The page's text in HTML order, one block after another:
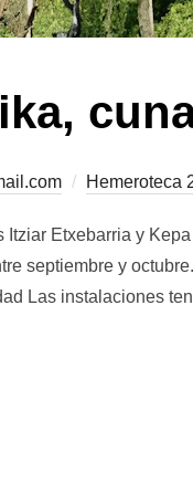
Hemeroteca
Itziar Etxebarria y
septiembre y
Las instalaciones